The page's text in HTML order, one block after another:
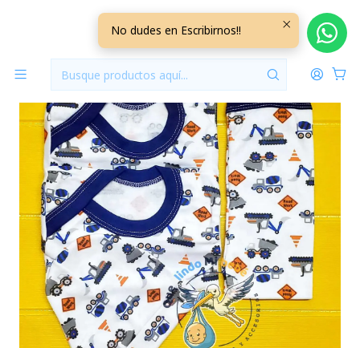
Inicio Ajuares
Ajuar 4 Piezas con Diseño Talla 6/9 Meses T3D28
No dudes en Escribirnos!!